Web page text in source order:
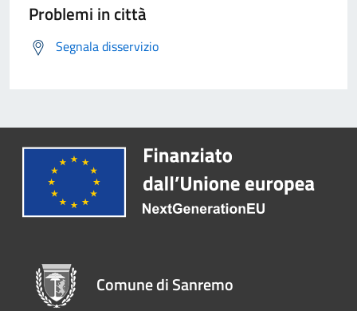
Problemi in città
Segnala disservizio
Comune di Sanremo